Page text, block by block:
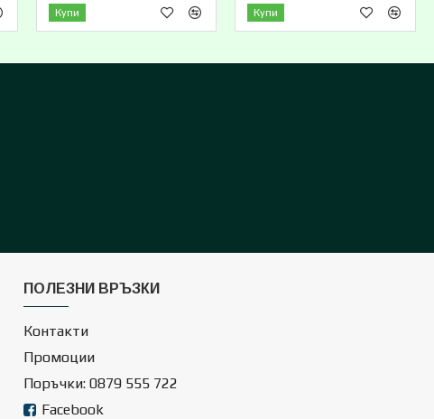
Купи Купи
ПОЛЕЗНИ ВРЪЗКИ
Контакти
Промоции
Поръчки: 0879 555 722
Facebook